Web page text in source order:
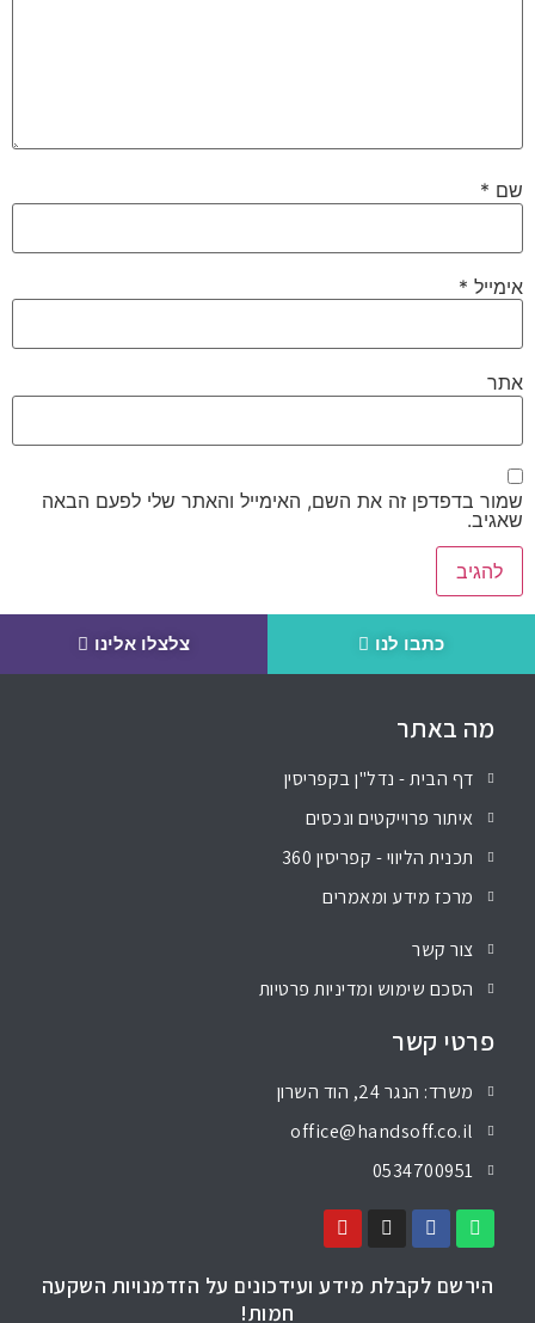
שם *
אימייל *
אתר
שמור בדפדפן זה את השם, האימייל והאתר שלי לפעם הבאה
שאגיב.
כתבו לנו צלצלו אלינו
מה באתר
דף הבית - נדל"ן בקפריסין
איתור פרוייקטים ונכסים
תכנית הליווי - קפריסין 360
מרכז מידע ומאמרים
צור קשר
הסכם שימוש ומדיניות פרטיות
פרטי קשר
משרד: הנגר 24, הוד השרון
office@handsoff.co.il
0534700951
הירשם לקבלת מידע ועידכונים על הזדמנויות השקעה
חמות!